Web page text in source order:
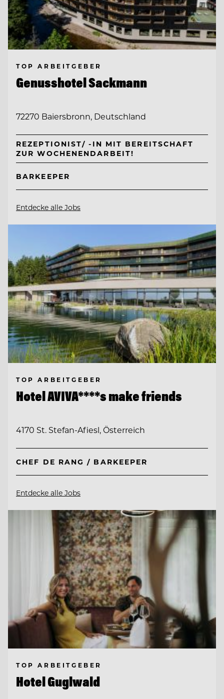
TOP ARBEITGEBER
Genusshotel Sackmann
72270 Baiersbronn, Deutschland
REZEPTIONIST/ -IN MIT BEREITSCHAFT
ZUR WOCHENENDARBEIT!
BARKEEPER
Entdecke alle Jobs
TOP ARBEITGEBER
Hotel AVIVA****s make friends
4170 St. Stefan-Afiesl, Österreich
CHEF DE RANG / BARKEEPER
Entdecke alle Jobs
TOP ARBEITGEBER
Hotel Guglwald